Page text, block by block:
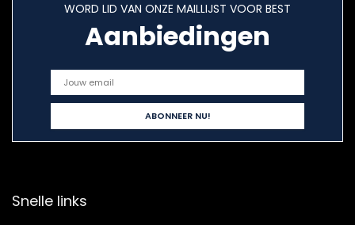
WORD LID VAN ONZE MAILLIJST VOOR BEST
Aanbiedingen
Snelle links